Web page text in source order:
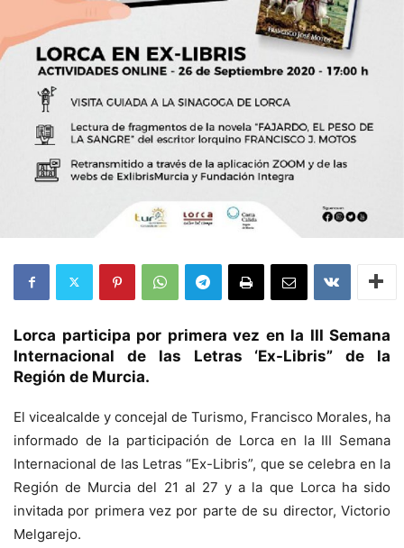
Lorca participa por primera vez en la III Semana
Internacional de las Letras ‘Ex-Libris” de la
Región de Murcia.
El vicealcalde y concejal de Turismo, Francisco Morales, ha
informado de la participación de Lorca en la III Semana
Internacional de las Letras “Ex-Libris”, que se celebra en la
Región de Murcia del 21 al 27 y a la que Lorca ha sido
invitada por primera vez por parte de su director, Victorio
Melgarejo.